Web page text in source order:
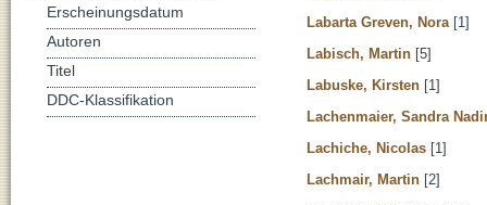
Labarta Greven, Nora [1]
Labisch, Martin [5]
Labuske, Kirsten [1]
Lachenmaier, Sandra
Lachiche, Nicolas [1]
Lachmair, Martin [2]
Erscheinungsdatum
Autoren
Titel
DDC-Klassifikation